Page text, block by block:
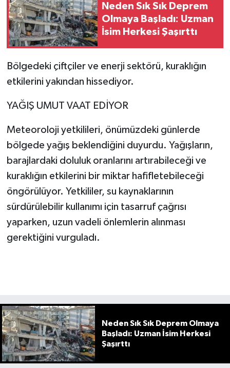
Neden Sık Sık Deprem
Olmaya Başladı: Uzman
İsim Herkesi Şaşırttı
Bölgedeki çiftçiler ve enerji sektörü, kuraklığın
etkilerini yakından hissediyor.
YAĞIŞ UMUT VAAT EDİYOR
Meteoroloji yetkilileri, önümüzdeki günlerde
bölgede yağış beklendiğini duyurdu. Yağışların,
barajlardaki doluluk oranlarını artırabileceği ve
kuraklığın etkilerini bir miktar hafifletebileceği
öngörülüyor. Yetkililer, su kaynaklarının
sürdürülebilir kullanımı için tasarruf çağrısı
yaparken, uzun vadeli önlemlerin alınması
gerektiğini vurguladı.
Neden Sık Sık Deprem Olmaya
Başladı: Uzman İsim Herkesi
Şaşırttı